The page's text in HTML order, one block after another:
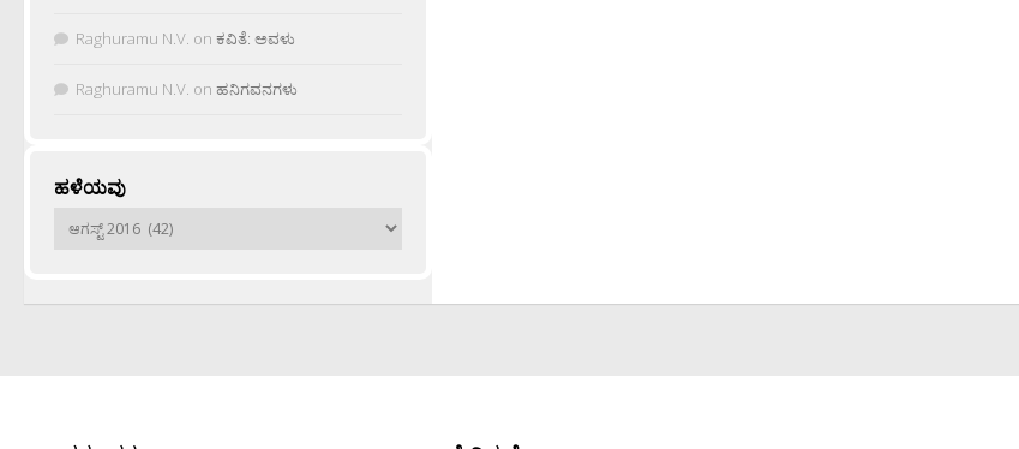
Raghuramu N.V. on ಕವಿತೆ: ಅವಳು
Raghuramu N.V. on ಹನಿಗವನಗಳು
ಹಳೆಯವು
ಹಳೆಯವು